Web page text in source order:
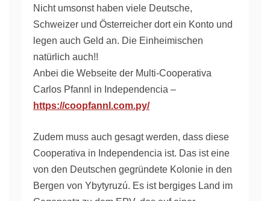
Nicht umsonst haben viele Deutsche,
Schweizer und Österreicher dort ein Konto und
legen auch Geld an. Die Einheimischen
natürlich auch!!
Anbei die Webseite der Multi-Cooperativa
Carlos Pfannl in Independencia –
https://coopfannl.com.py/
Zudem muss auch gesagt werden, dass diese
Cooperativa in Independencia ist. Das ist eine
von den Deutschen gegründete Kolonie in den
Bergen von Ybytyruzú. Es ist bergiges Land im